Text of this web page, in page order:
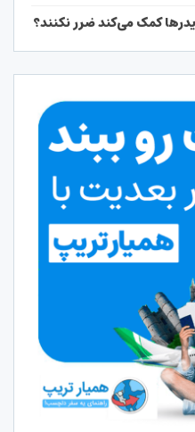
کمک می‌کند ضرر نکنند؟